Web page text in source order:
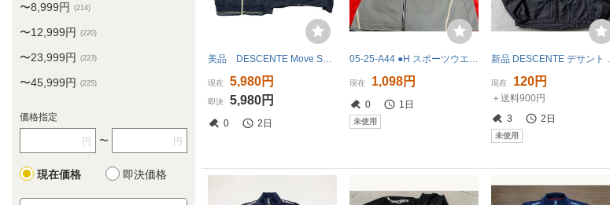
〜8,999円 (214)
〜12,999円 (220)
〜23,999円 (223)
〜45,999円 (225)
価格指定
円 〜 円
現在価格 即決価格
現在 5,980円
即決 5,980円
0 2日
現在 1,098円
0 1日
未使用
現在 120円
＋送料900円
3
2日
未使用